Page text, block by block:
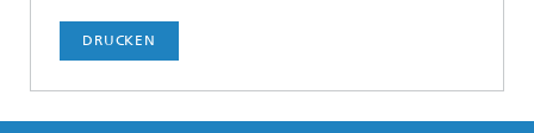
DRUCKEN